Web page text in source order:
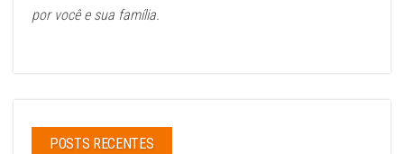
por você e sua família.
POSTS RECENTES